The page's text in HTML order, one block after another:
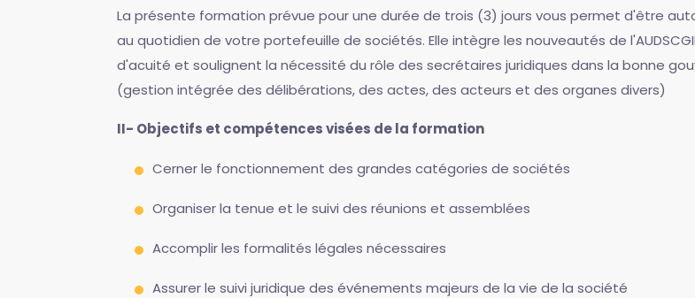
La présente formation prévue pour une durée de trois (3) jours vous permet d'être
au quotidien de votre portefeuille de sociétés. Elle intègre les nouveautés de
d'acuité et soulignent la nécessité du rôle des secrétaires juridiques dans la bonne
(gestion intégrée des délibérations, des actes, des acteurs et des organes divers)
II- Objectifs et compétences visées de la formation
Cerner le fonctionnement des grandes catégories de sociétés
Organiser la tenue et le suivi des réunions et assemblées
Accomplir les formalités légales nécessaires
Assurer le suivi juridique des événements majeurs de la vie de la société